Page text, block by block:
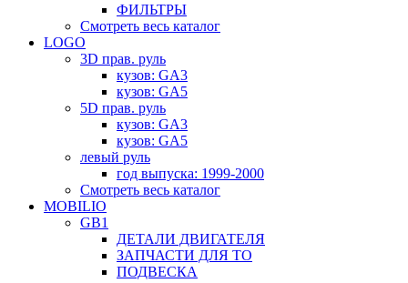
ФИЛЬТРЫ
Смотреть весь каталог
LOGO
3D прав. руль
кузов: GA3
кузов: GA5
5D прав. руль
кузов: GA3
кузов: GA5
левый руль
год выпуска: 1999-2000
Смотреть весь каталог
MOBILIO
GB1
ДЕТАЛИ ДВИГАТЕЛЯ
ЗАПЧАСТИ ДЛЯ ТО
ПОДВЕСКА